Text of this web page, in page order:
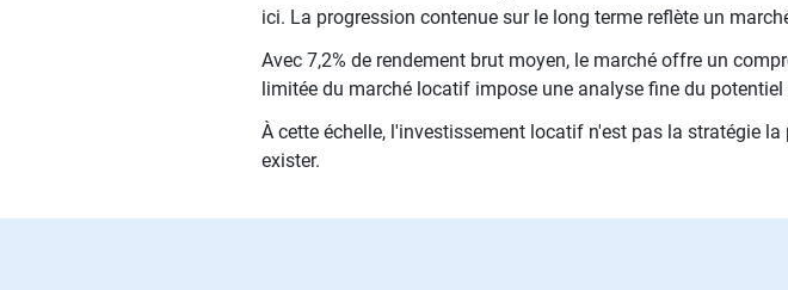
ici. La progression contenue sur le long terme reflète un
Avec 7,2% de rendement brut moyen, le marché offre un
limitée du marché locatif impose une analyse fine du potentiel
À cette échelle, l'investissement locatif n'est pas la stratégie
exister.